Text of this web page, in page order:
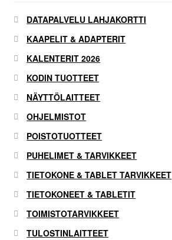
Oma tili
Tilaa uutiskirje
DATAPALVELU LAHJAKORTTI
KAAPELIT & ADAPTERIT
KALENTERIT 2026
KODIN TUOTTEET
NÄYTTÖLAITTEET
OHJELMISTOT
POISTOTUOTTEET
PUHELIMET & TARVIKKEET
TIETOKONE & TABLET TARVIKKEET
TIETOKONEET & TABLETIT
TOIMISTOTARVIKKEET
TULOSTINLAITTEET